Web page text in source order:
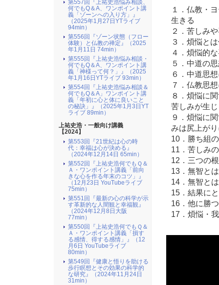
１．仏教・
生きる
２．苦しみ
３．煩悩と
４．煩悩的
５．中道の
６．中道思
７．仏教思
８．煩悩に
苦しみが生
９．煩悩に
みは尻上が
10．勝ち組
11．苦しみ
12．三つの
13．無智と
14．無智と
15．結果に
16．他に勝
17．煩悩・
第557回『上祐史浩悩み相談、
何でもQ＆A、ワンポイント講
義「ゾーンへの入り方」』
（2025年1月27日YTライブ
94min）
第556回『ゾーン状態（フロー
体験）と仏教の禅定』（2025
年1月11日 74min）
第555回『上祐史浩悩み相談・
何でもQ＆A、ワンポイント講
義「神様って何？」』（2025
年1月16日YTライブ 93min）
第554回『上祐史浩悩み相談＆
何でもQ＆A」ワンポイント講
義「年初に心と体に良いこと
の秘訣」』（2025年1月3日YT
ライブ 89min）
上祐史浩・一般向け講義
【2024】
第553回『21世紀は心の時
代：幸福は心が決める』
（2024年12月14日 65min）
第552回『上祐史浩何でもＱ＆
Ａ・ワンポイント講義「前向
きな心を作る年末のコツ」』
（12月23日 YouTubeライブ
75min）
第551回『最新の心の科学が示
す革新的な人間観と幸福観』
（2024年12月8日大阪
77min）
第550回『上祐史浩何でもＱ＆
Ａ・ワンポイント講義「損す
る感情、得する感情」』（12
月6日 YouTubeライブ
80min）
第549回『健康と悟りを助ける
歩行瞑想とその効果の科学的
な研究』（2024年11月24日
31min）